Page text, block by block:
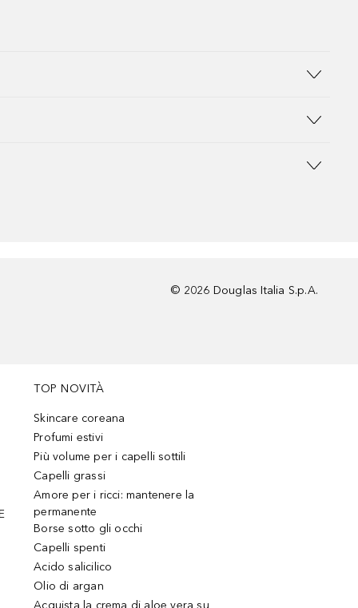
© 2026 Douglas Italia S.p.A.
TOP NOVITÀ
Skincare coreana
Profumi estivi
Più volume per i capelli sottili
Capelli grassi
Amore per i ricci: mantenere la
permanente
Borse sotto gli occhi
Capelli spenti
Acido salicilico
Olio di argan
Acquista la crema di aloe vera su